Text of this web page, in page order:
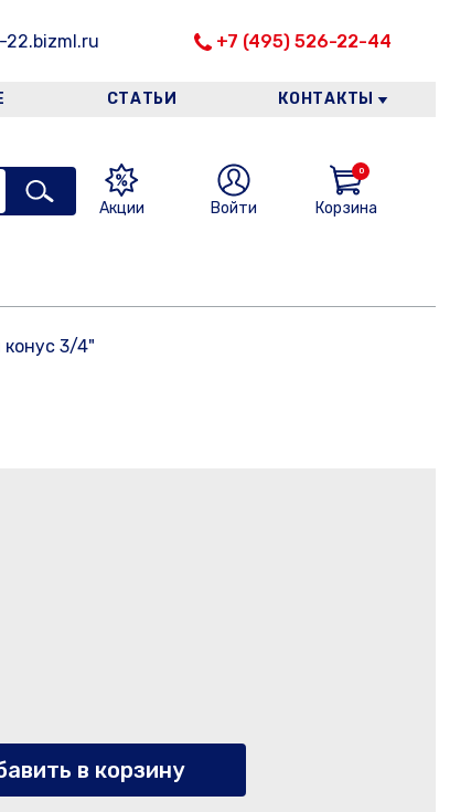
22.bizml.ru +7 (495) 526-22-44
СТАТЬИ КОНТАКТЫ
Акции Войти Корзина
0
конус 3/4"
в корзину